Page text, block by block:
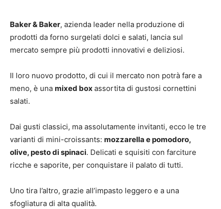
Baker & Baker, azienda leader nella produzione di
prodotti da forno surgelati dolci e salati, lancia sul
mercato sempre più prodotti innovativi e deliziosi.
Il loro nuovo prodotto, di cui il mercato non potrà fare a
meno, è una mixed box assortita di gustosi cornettini
salati.
Dai gusti classici, ma assolutamente invitanti, ecco le tre
varianti di mini-croissants: mozzarella e pomodoro,
olive, pesto di spinaci. Delicati e squisiti con farciture
ricche e saporite, per conquistare il palato di tutti.
Uno tira l’altro, grazie all’impasto leggero e a una
sfogliatura di alta qualità.